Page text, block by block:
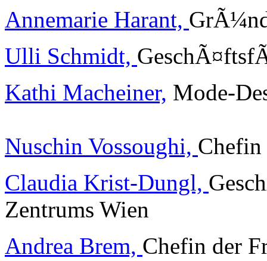
Annemarie Harant,
Ulli Schmidt,
Kathi Macheiner, Mode-
Nuschin Vossoughi, Chefin
Claudia Krist-Dungl,
Zentrums Wien
Andrea Brem, Chefin der